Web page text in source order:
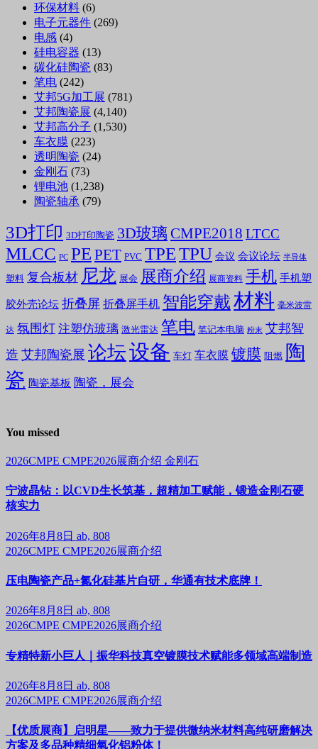
环保材料 (6)
电子元器件 (269)
电感 (4)
硅电容器 (13)
碳化硅陶瓷 (83)
笔电 (242)
艾邦5G加工展 (781)
艾邦陶瓷展 (4,140)
艾邦高分子 (1,530)
车衣膜 (223)
透明陶瓷 (24)
金刚石 (73)
锂电池 (1,238)
陶瓷轴承 (79)
3D打印 3D打印陶瓷 3D玻璃 CMPE2018 LTCC
MLCC PC PE PET PVC TPETPU 会议 会议论坛 半导体
塑料 复合板材 尼龙 展会 展商介绍 展商资料 手机 手机塑
胶外壳论坛 折叠屏 折叠屏手机 智能穿戴材料 毫米波雷
达 氛围灯 注塑仿玻璃 激光雷达 笔电 笔记本电脑 粉末 艾邦智
造 艾邦陶瓷展 论坛设备 车灯 车衣膜 镀膜 阻燃 陶
瓷 陶瓷基板 陶瓷，展会
You missed
2026CMPE CMPE2026展商介绍 金刚石
宁波晶钻：以CVD生长筑基，超精加工赋能，锻造金刚石硬
核实力
2026年8月8日 ab, 808
2026CMPE CMPE2026展商介绍
压电陶瓷产品+氮化硅基片自研，华通有技术底牌！
2026年8月8日 ab, 808
2026CMPE CMPE2026展商介绍
专精特新小巨人｜振华科技真空镀膜技术赋能多领域高端制造
2026年8月8日 ab, 808
2026CMPE CMPE2026展商介绍
【优质展商】启明星——致力于提供微纳米材料高纯研磨解决
方案及多品种精细氧化铝粉体！